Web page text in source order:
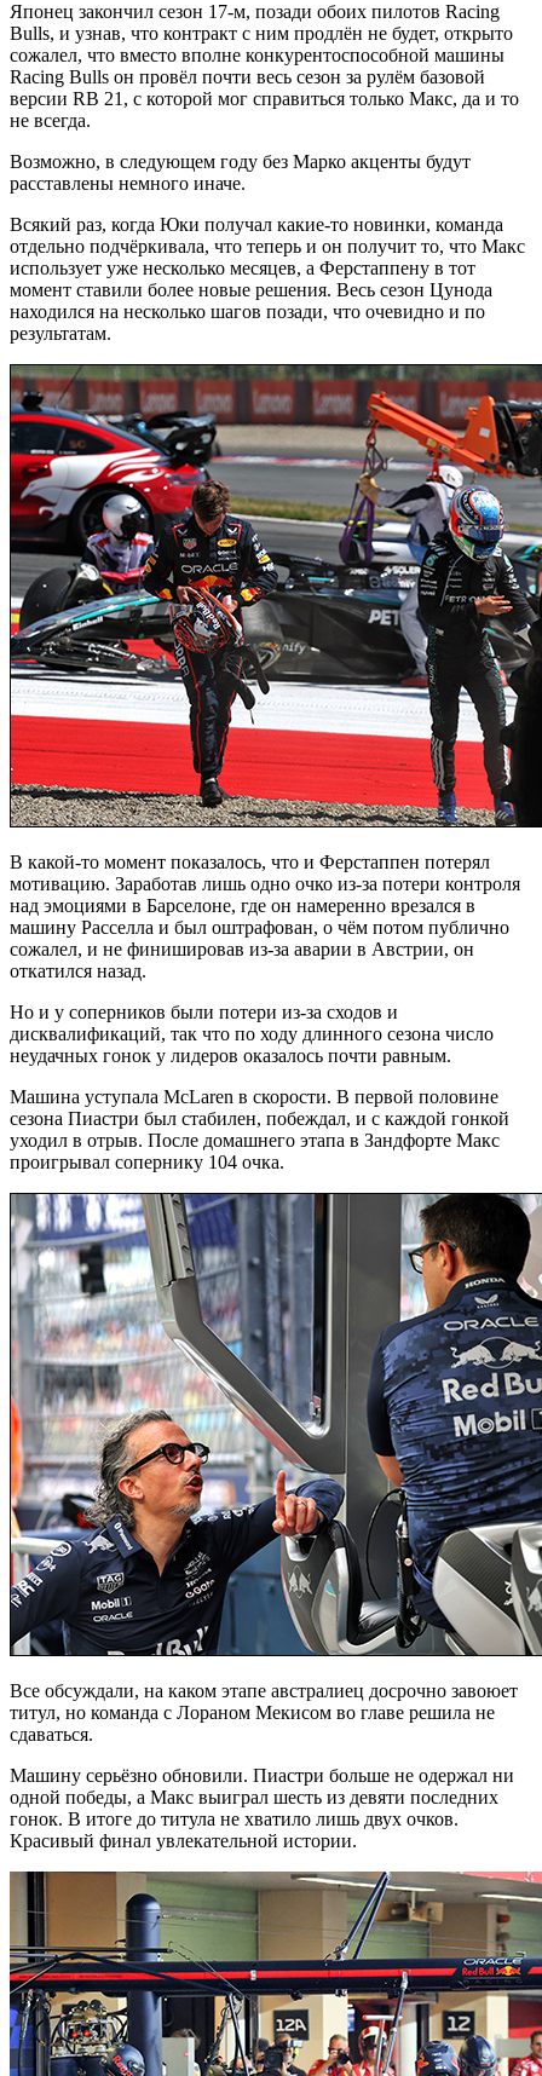
Японец закончил сезон 17-м, позади обоих пилотов Racing
Bulls, и узнав, что контракт с ним продлён не будет, открыто
сожалел, что вместо вполне конкурентоспособной машины
Racing Bulls он провёл почти весь сезон за рулём базовой
версии RB 21, с которой мог справиться только Макс, да и то
не всегда.
Возможно, в следующем году без Марко акценты будут
расставлены немного иначе.
Всякий раз, когда Юки получал какие-то новинки, команда
отдельно подчёркивала, что теперь и он получит то, что Макс
использует уже несколько месяцев, а Ферстаппену в тот
момент ставили более новые решения. Весь сезон Цунода
находился на несколько шагов позади, что очевидно и по
результатам.
В какой-то момент показалось, что и Ферстаппен потерял
мотивацию. Заработав лишь одно очко из-за потери контроля
над эмоциями в Барселоне, где он намеренно врезался в
машину Расселла и был оштрафован, о чём потом публично
сожалел, и не финишировав из-за аварии в Австрии, он
откатился назад.
Но и у соперников были потери из-за сходов и
дисквалификаций, так что по ходу длинного сезона число
неудачных гонок у лидеров оказалось почти равным.
Машина уступала McLaren в скорости. В первой половине
сезона Пиастри был стабилен, побеждал, и с каждой гонкой
уходил в отрыв. После домашнего этапа в Зандфорте Макс
проигрывал сопернику 104 очка.
Все обсуждали, на каком этапе австралиец досрочно завоюет
титул, но команда с Лораном Мекисом во главе решила не
сдаваться.
Машину серьёзно обновили. Пиастри больше не одержал ни
одной победы, а Макс выиграл шесть из девяти последних
гонок. В итоге до титула не хватило лишь двух очков.
Красивый финал увлекательной истории.